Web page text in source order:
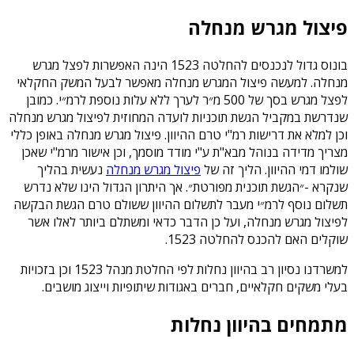
פיצול מגרש מנחלה
בונוס גדול לנכנסים להחלטה 1523 הינה האפשרות לפצל מגרש
מנחלה. למעשה פיצול המגרש מנחלה מאפשר לבעל המשק החקלאי
לפצל מגרש בסך של 500 מ״ר לערך ללא עלות נוספת לרמ״י. כמובן
שנדרשת במקביל הגשת תוכניות לועדה המחוזית לפיצול מגרש מנחלה
וכן למלא את דרישות רמ"י טרם ההיוון. פיצול מגרש מנחלה באופן כללי
מצריך מדידה בנוהל מבא"ת ע"י מודד מוסמך, וכן אישור מרמ"י שאכן
שולמו דמי ההיוון. הליך זה של פיצול מגרש מנחלה נעשית בהליך
שנקרא -״הגשת תוכנית מפורטת״. אך היתרון הגדול הינו שלא נדרש
תשלום נוסף לרמ״י מעבר לתשלום ההיוון ששולם טרם הגשת הבקשה
לפיצול מגרש מנחלה, ועל כן הדבר כדאי ומשתלם ביותר לאלו אשר
שוקלים האם להכנס להחלטה 1523.
למשרדנו נסיון רב בהיוון נחלות לפי החלטת מנהל 1523 וכן בזכויות
בעלי משקים חקלאיים, חברים באגודות שיתופיות וייצוג מושבים.
מתמחים בהיוון נחלות